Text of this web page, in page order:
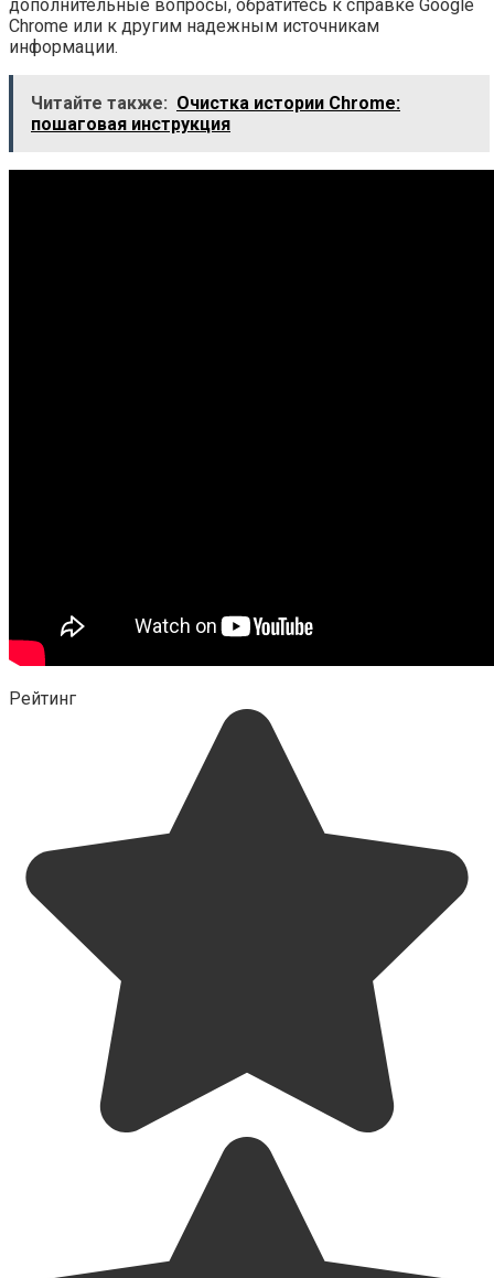
дополнительные вопросы, обратитесь к справке Google
Chrome или к другим надежным источникам
информации.
Читайте также: Очистка истории Chrome:
пошаговая инструкция
Рейтинг